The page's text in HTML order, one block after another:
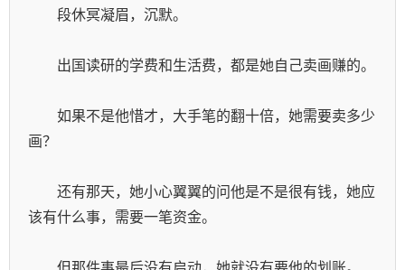
段休冥凝眉，沉默。
出国读研的学费和生活费，都是她自己卖画赚的。
如果不是他惜才，大手笔的翻十倍，她需要卖多少
画？
还有那天，她小心翼翼的问他是不是很有钱，她应
该有什么事，需要一笔资金。